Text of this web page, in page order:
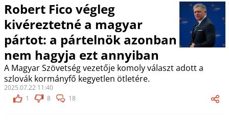
Robert Fico végleg
kivéreztetné a magyar
pártot: a pártelnök azonban
nem hagyja ezt annyiban
A Magyar Szövetség vezetője komoly választ adott a
szlovák kormányfő kegyetlen ötletére.
2025.07.22 11:40
1
8 18